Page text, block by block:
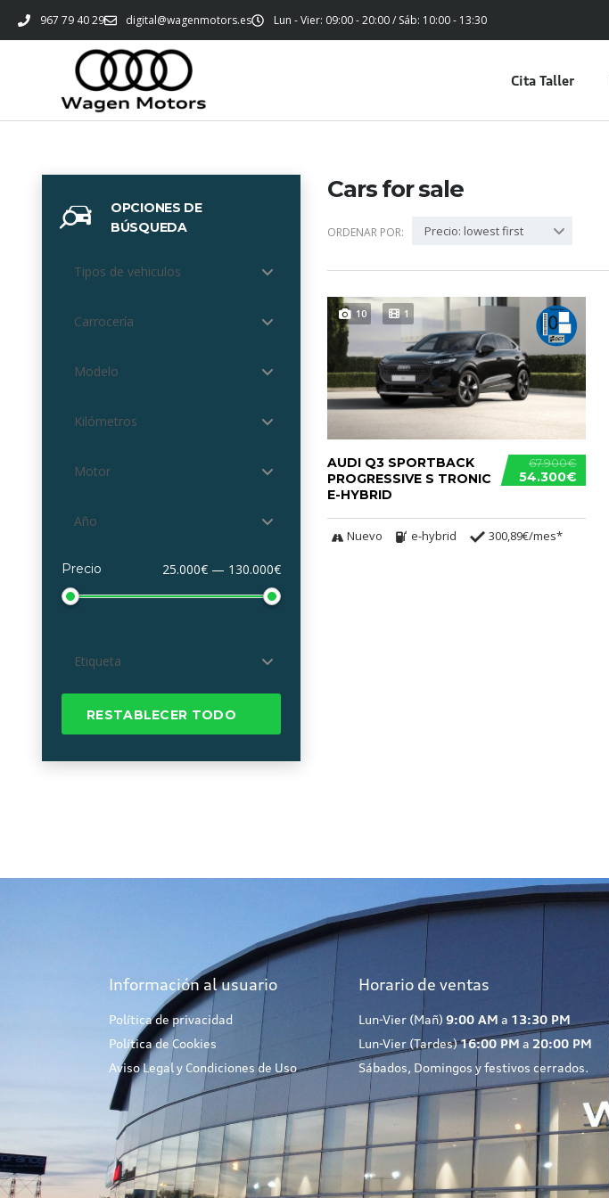
967 79 40 29 digital@wagenmotors.es Lun - Vier: 09:00 - 20:00 / Sáb: 10:00 - 13:30
Cita Taller
OPCIONES DE
BÚSQUEDA
Tipos de vehiculos
Carrocería
Modelo
Kilómetros
Motor
Año
Precio 25.000€ — 130.000€
Etiqueta
RESTABLECER TODO
Cars for sale
ORDENAR POR: Precio: lowest first
10 1
67.900€
54.300€
AUDI Q3 SPORTBACK
PROGRESSIVE S TRONIC
E-HYBRID
Nuevo e-hybrid 300,89€/mes*
Información al usuario
Política de privacidad
Política de Cookies
Aviso Legal y Condiciones de Uso
Horario de ventas
Lun-Vier (Mañ) 9:00 AM a 13:30 PM
Lun-Vier (Tardes)16:00 PM a 20:00 PM
Sábados, Domingos y festivos cerrados.